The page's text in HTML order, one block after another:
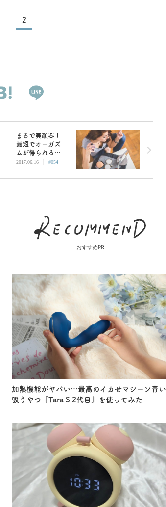
2
まるで美顔器！
最短でオーガズ
ムが得られる
「ウーマナイザ
登場
2017.06.16 | #054
おすすめPR
加熱機能がヤバい…最高のイカせマシーン青い
吸うやつ『Tara S 2代目』を使ってみた